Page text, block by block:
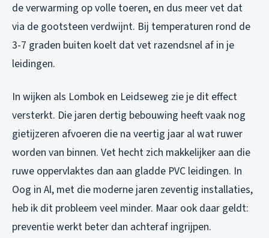
de verwarming op volle toeren, en dus meer vet dat
via de gootsteen verdwijnt. Bij temperaturen rond de
3-7 graden buiten koelt dat vet razendsnel af in je
leidingen.
In wijken als Lombok en Leidseweg zie je dit effect
versterkt. Die jaren dertig bebouwing heeft vaak nog
gietijzeren afvoeren die na veertig jaar al wat ruwer
worden van binnen. Vet hecht zich makkelijker aan die
ruwe oppervlaktes dan aan gladde PVC leidingen. In
Oog in Al, met die moderne jaren zeventig installaties,
heb ik dit probleem veel minder. Maar ook daar geldt:
preventie werkt beter dan achteraf ingrijpen.